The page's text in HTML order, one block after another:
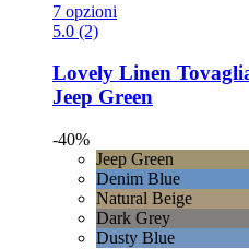
7 opzioni
5.0 (2)
Lovely Linen
Jeep Green
-40%
Jeep Green
Denim Blue
Natural Beige
Dark Grey
Dusty Blue